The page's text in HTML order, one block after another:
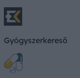
Gyógyszerkereső